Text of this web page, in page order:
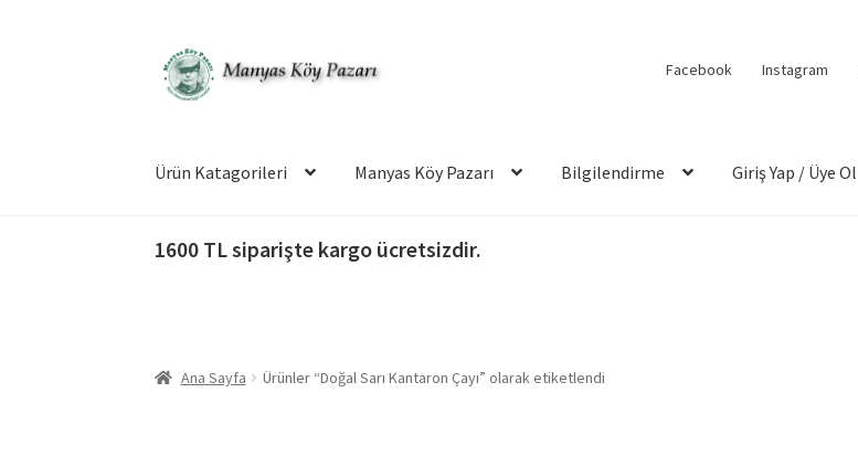
Dolaşıma
geç
İçeriğe
geç
Facebook Instagram
Ürün Katagorileri Manyas Köy Pazarı Bilgilendirme Giriş Yap / Üye Ol
1600 TL siparişte kargo ücretsizdir.
Ana Sayfa Ürünler “Doğal Sarı Kantaron Çayı” olarak etiketlendi